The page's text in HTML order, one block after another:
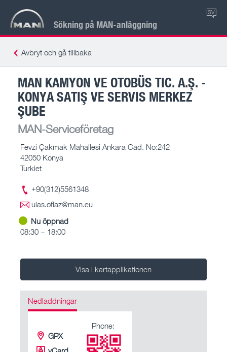
Sökning på MAN-anläggning
SV
Avbryt och gå tillbaka
MAN KAMYON VE OTOBÜS TIC. A.Ş. -
KONYA SATIŞ VE SERVIS MERKEZ
ŞUBE
MAN-Serviceföretag
Fevzi Çakmak Mahallesi Ankara Cad. No:242
42050 Konya
Turkiet
+90(312)5561348
ulas.oflaz@man.eu
Nu öppnad
08:30 – 18:00
Visa i kartapplikationen
Nedladdningar
GPX
Phone: